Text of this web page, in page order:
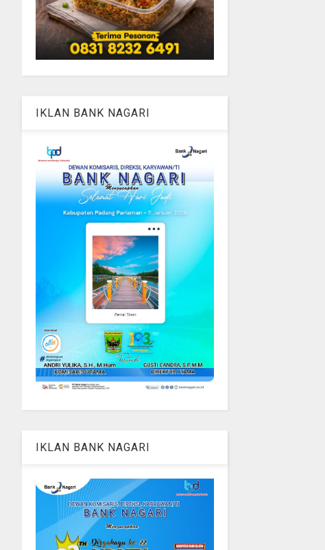
IKLAN BANK NAGARI
IKLAN BANK NAGARI